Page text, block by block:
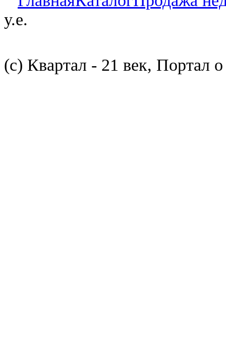
у.е.
(с) Квартал - 21 век, Портал